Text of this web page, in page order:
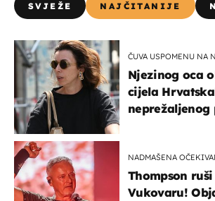
SVJEŽE NAJČITANIJE
ČUVA USPOMENU NA
Njezinog oca
cijela
neprežaljenog
NADMAŠENA
Thompson
Vukovaru!